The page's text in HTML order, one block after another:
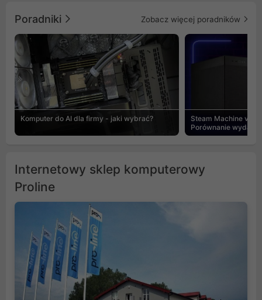
Poradniki Zobacz więcej poradników
Komputer do AI dla firmy - jaki wybrać?
Steam Machine vs
Porównanie
Internetowy sklep komputerowy
Proline